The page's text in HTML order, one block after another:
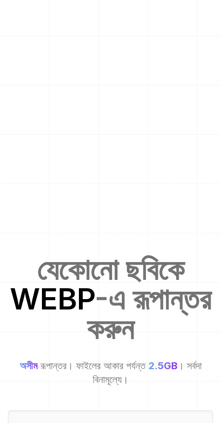
যেকোনো ছবিকে
WEBP-এ রূপান্তর
করুন
অসীম রূপান্তর। ফাইলের আকার পর্যন্ত 2.5GB । সর্বদা
বিনামূল্যে।